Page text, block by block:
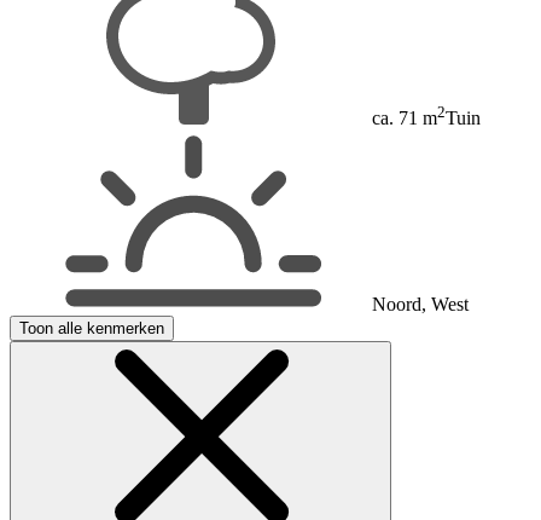
ca. 71 m2Tuin
Noord, West
Toon alle kenmerken